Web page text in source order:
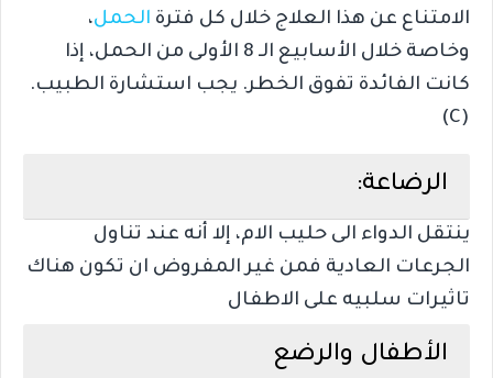
الامتناع عن هذا العلاج خلال كل فترة الحمل،
وخاصة خلال الأسابيع الـ 8 الأولى من الحمل، إذا
كانت الفائدة تفوق الخطر. يجب استشارة الطبيب.
(C)
الرضاعة:
ينتقل الدواء الى حليب الام، إلا أنه عند تناول
الجرعات العادية فمن غير المفروض ان تكون هناك
تاثيرات سلبيه على الاطفال
الأطفال والرضع